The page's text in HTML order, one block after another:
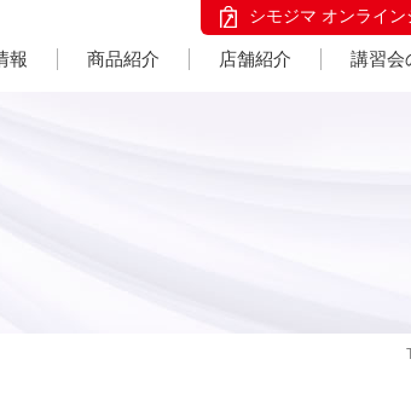
シモジマ オンライン
報 商品紹介 店舗紹介 講習会